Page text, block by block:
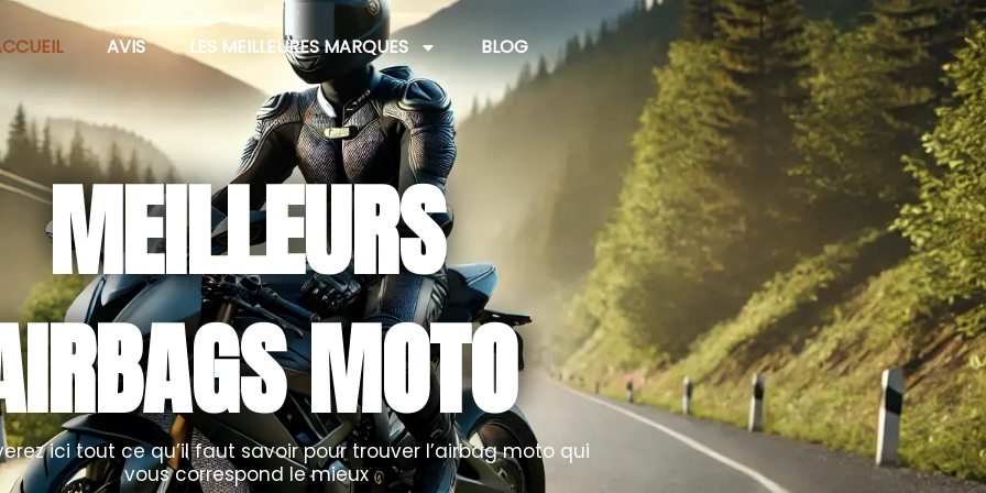
AVIS LES MEILLEURES MARQUES BLOG
MEILLEURS
MOTO
ici tout ce qu’il faut savoir pour trouver l’airbag moto qui
vous correspond le mieux